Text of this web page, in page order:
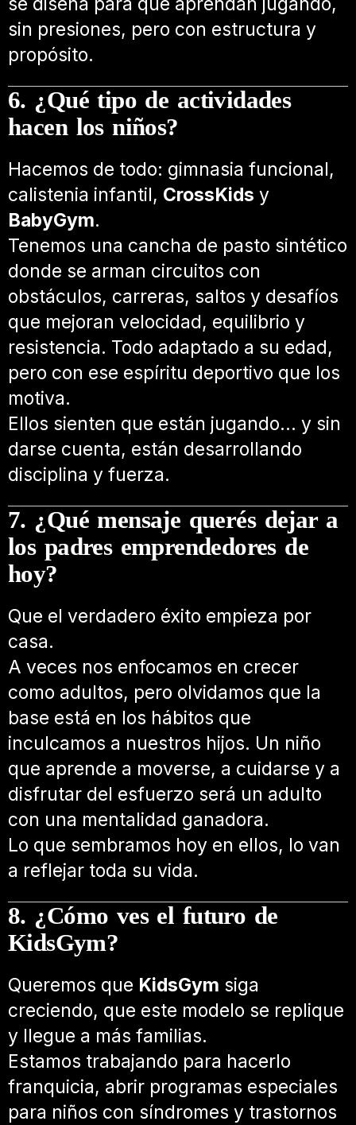
sin presiones, pero con estructura y
propósito.
6. ¿Qué tipo de actividades
hacen los niños?
Hacemos de todo: gimnasia funcional,
calistenia infantil, CrossKids y
BabyGym.
Tenemos una cancha de pasto sintético
donde se arman circuitos con
obstáculos, carreras, saltos y desafíos
que mejoran velocidad, equilibrio y
resistencia. Todo adaptado a su edad,
pero con ese espíritu deportivo que los
motiva.
Ellos sienten que están jugando… y sin
darse cuenta, están desarrollando
disciplina y fuerza.
7. ¿Qué mensaje querés dejar a
los padres emprendedores de
hoy?
Que el verdadero éxito empieza por
casa.
A veces nos enfocamos en crecer
como adultos, pero olvidamos que la
base está en los hábitos que
inculcamos a nuestros hijos. Un niño
que aprende a moverse, a cuidarse y a
disfrutar del esfuerzo será un adulto
con una mentalidad ganadora.
Lo que sembramos hoy en ellos, lo van
a reflejar toda su vida.
8. ¿Cómo ves el futuro de
KidsGym?
Queremos que KidsGym siga
creciendo, que este modelo se replique
y llegue a más familias.
Estamos trabajando para hacerlo
franquicia, abrir programas especiales
para niños con síndromes y trastornos